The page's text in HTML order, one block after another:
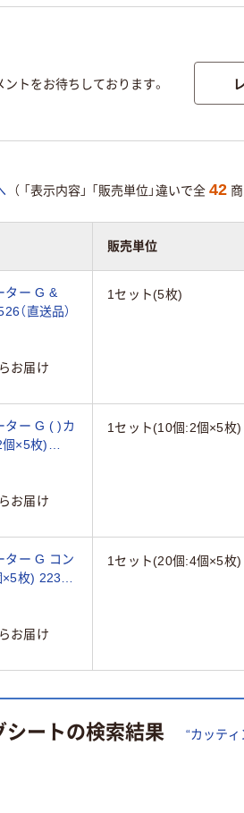
トをお待ちしております。
（ 「表示内容」 「販売単位」違いで全 42
販売単位
ター G &
（直送品）
お届け
1セット(5枚)
ター G ( )カ
×5枚)
お届け
1セット(10個:2個×5枚)
ター G コン
枚) 223-
お届け
1セット(20個:4個×5枚)
ートの検索結果 “カッティ